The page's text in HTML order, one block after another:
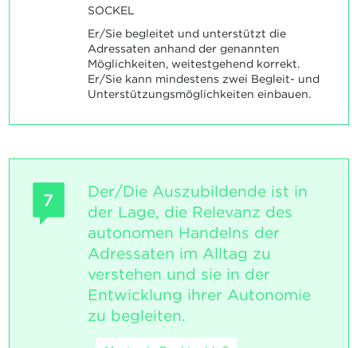
SOCKEL
Er/Sie begleitet und unterstützt die
Adressaten anhand der genannten
Möglichkeiten, weitestgehend korrekt.
Er/Sie kann mindestens zwei Begleit- und
Unterstützungsmöglichkeiten einbauen.
7
Der/Die Auszubildende ist in
der Lage, die Relevanz des
autonomen Handelns der
Adressaten im Alltag zu
verstehen und sie in der
Entwicklung ihrer Autonomie
zu begleiten.